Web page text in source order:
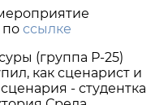
поссылке
(группа Р-25)
как сценарист и
- студентка